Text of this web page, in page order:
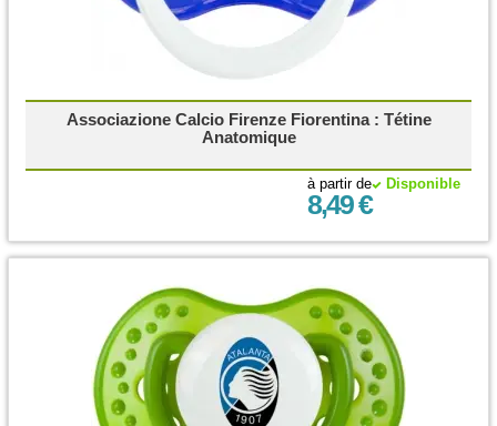
Associazione Calcio Firenze Fiorentina : Tétine
Anatomique
Disponible
à partir de
8,49 €